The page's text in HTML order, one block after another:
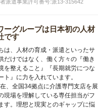
派遣事業許可番号:派13-315642
ーグループは日本初の人材
です
は、人材の育成・派遣といったサ
だけではなく、働く方々の『働き
を整えること』『長期就労につな
ト』に力を入れています。
、全国34拠点に介護専門支店を展
現場を理解している専任担当がフ
す。理想と現実とのギャップに悩